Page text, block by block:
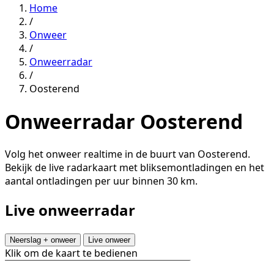
Home
/
Onweer
/
Onweerradar
/
Oosterend
Onweerradar Oosterend
Volg het onweer realtime in de buurt van Oosterend.
Bekijk de live radarkaart met bliksemontladingen en het
aantal ontladingen per uur binnen 30 km.
Live onweerradar
Neerslag + onweer Live onweer
Klik om de kaart te bedienen